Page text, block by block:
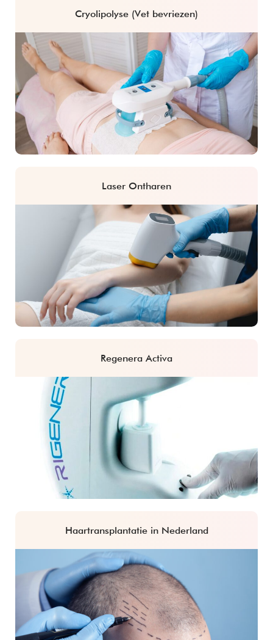
Cryolipolyse (Vet bevriezen)
Laser Ontharen
Regenera Activa
Haartransplantatie in Nederland